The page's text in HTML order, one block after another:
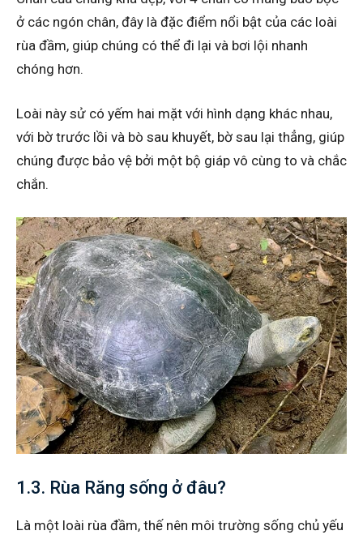
ở các ngón chân, đây là đặc điểm nổi bật của các loài
rùa đầm, giúp chúng có thể đi lại và bơi lội nhanh
chóng hơn.
Loài này sử có yếm hai mặt với hình dạng khác nhau,
với bờ trước lồi và bò sau khuyết, bờ sau lại thẳng, giúp
chúng được bảo vệ bởi một bộ giáp vô cùng to và chắc
chắn.
1.3. Rùa Răng sống ở đâu?
Là một loài rùa đầm, thế nên môi trường sống chủ yếu